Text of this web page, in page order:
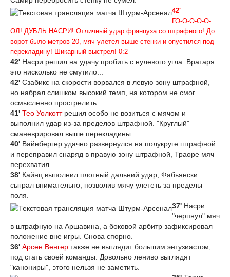
42'
ГО-О-О-О-О-
ОЛ! ДУБЛЬ НАСРИ! Отличный удар француза со штрафного! До
ворот было метров 20, мяч улетел выше стенки и опустился под
перекладину! Шикарный выстрел! 0:2
42' Насри решил на удачу пробить с нулевого угла. Вратаря
это нисколько не смутило...
42' Сзабикс на скорости ворвался в левую зону штрафной,
но набрал слишком высокий темп, на котором не смог
осмысленно прострелить.
41' Тео Уолкоттрешил особо не возиться с мячом и
выполнил удар из-за пределов штрафной. "Круглый"
сманеврировал выше перекладины.
40' Вайнбергер удачно развернулся на полукруге штрафной
и переправил снаряд в правую зону штрафной, Траоре мяч
перехватил.
38' Кайнц выполнил плотный дальний удар, Фабьянски
сыграл внимательно, позволив мячу улететь за пределы
поля.
37' Насри
"черпнул" мяч
в штрафную на Аршавина, а боковой арбитр зафиксировал
положение вне игры. Снова спорно.
36' Арсен Венгер также не выглядит большим энтузиастом,
под стать своей команды. Довольно лениво выглядят
"канониры", этого нельзя не заметить.